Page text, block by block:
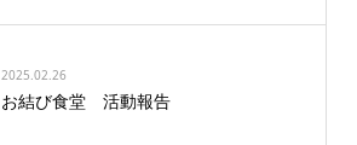
2025.02.26
お結び食堂 活動報告